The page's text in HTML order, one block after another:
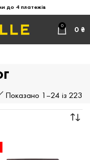
до 4 платежів
0 0 ₴
Показано 1–24 із 223